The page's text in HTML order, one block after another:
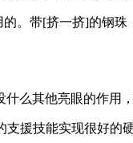
。带[挤一挤]的钢
么其他亮眼的作用
支援技能实现很好